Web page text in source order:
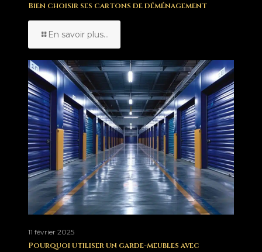
Bien choisir ses cartons de déménagement
En savoir plus...
11 février 2025
Pourquoi utiliser un garde-meubles avec